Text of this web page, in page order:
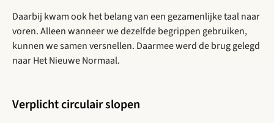
Daarbij kwam ook het belang van een gezamenlijke taal naar
voren. Alleen wanneer we dezelfde begrippen gebruiken,
kunnen we samen versnellen. Daarmee werd de brug gelegd
naar Het Nieuwe Normaal.
Verplicht circulair slopen